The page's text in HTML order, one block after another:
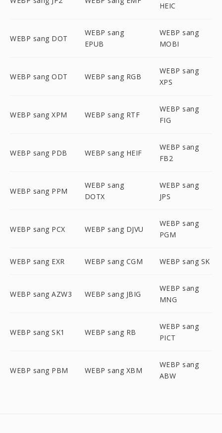
HEIC
WEBP sang DOT
WEBP sang
EPUB
WEBP sang
MOBI
WEBP sang ODT WEBP sang RGB
WEBP sang
XPS
WEBP sang XPM WEBP sang RTF
WEBP sang
FIG
WEBP sang PDB WEBP sang HEIF
WEBP sang
FB2
WEBP sang PPM
WEBP sang
DOTX
WEBP sang
JPS
WEBP sang PCX WEBP sang DJVU
WEBP sang
PGM
WEBP sang EXR WEBP sang CGM WEBP sang SK
WEBP sang AZW3 WEBP sang JBIG
WEBP sang
MNG
WEBP sang SK1 WEBP sang RB
WEBP sang
PICT
WEBP sang PBM WEBP sang XBM
WEBP sang
ABW